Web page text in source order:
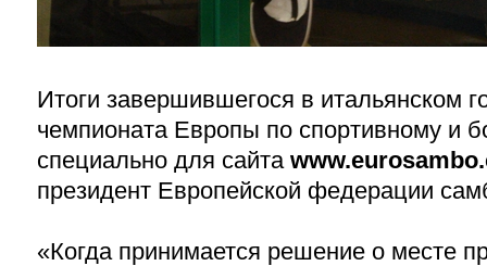
Итоги завершившегося в итальянском
чемпионата Европы по спортивному и
специально для сайта
президент Европейской федерации
«Когда принимается решение о месте